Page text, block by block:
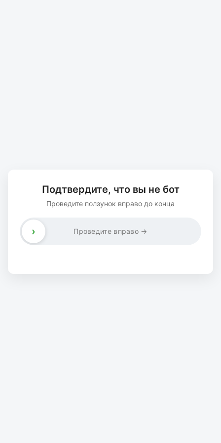
Подтвердите, что вы не бот
Проведите ползунок вправо до конца
Проведите вправо →
›